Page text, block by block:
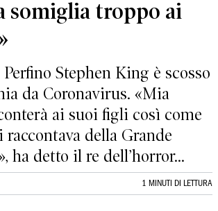
somiglia troppo ai
Stephen King è scosso
da Coronavirus. «Mia
ai suoi figli così come
della Grande
ha detto il re dell’horror...
1 MINUTI DI LETTURA